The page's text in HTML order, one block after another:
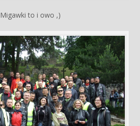
Migawki to i owo ,)